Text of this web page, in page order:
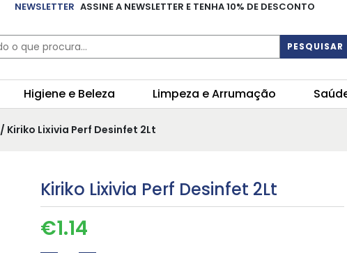
NEWSLETTER ASSINE A NEWSLETTER E TENHA 10% DE DESCONTO
PESQUISAR
Higiene e Beleza Limpeza e Arrumação
/ Kiriko Lixivia Perf Desinfet 2Lt
Kiriko Lixivia Perf Desinfet 2Lt
€1.14